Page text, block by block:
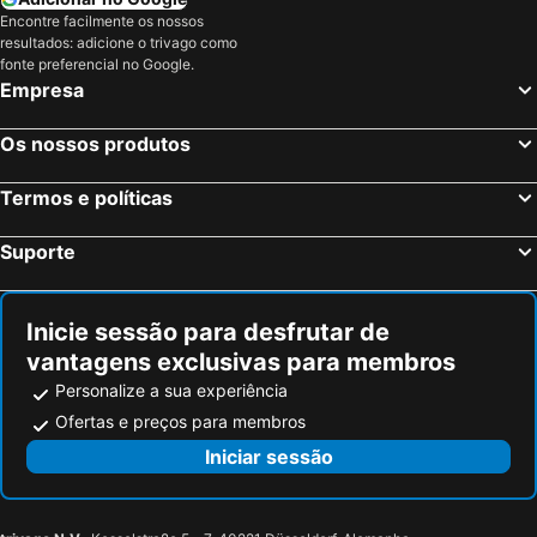
Hotel Klettur
Arctic Comfort Hotel
Hlemmur Square
Alda Hotel Reykjavik
Reykjavik Residence Apartment Hotel
Iceland Parliament Hotel, Curio Collection By Hilton
Sand Hotel by Keahotels
Ice
Hotel Hótel Garður
Fosshótel Rauðará
Fosshotel Lind
Reykjavik4You Apartments
Hotel Vera
100 Iceland Hotel
Urban RVK studios by Heimaleiga
Midtown Reykjavik by Heimaleiga
Hotel Borg by Keahotels
Ion City Hotel
Encontre facilmente os nossos
resultados: adicione o trivago como
fonte preferencial no Google.
Empresa
Os nossos produtos
Termos e políticas
Suporte
Inicie sessão para desfrutar de
vantagens exclusivas para membros
Personalize a sua experiência
Ofertas e preços para membros
Iniciar sessão